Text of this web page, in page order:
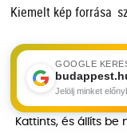
Kiemelt kép forrása
GOOGLE
Jelölj minket
Kattints, és állíts be